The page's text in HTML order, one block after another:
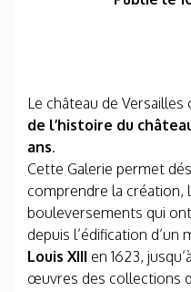
Le château de
de l’histoire du
ans.
Cette Galerie permet
comprendre la
bouleversements qui
depuis l’édification
Louis XIII en 1623,
œuvres des collections